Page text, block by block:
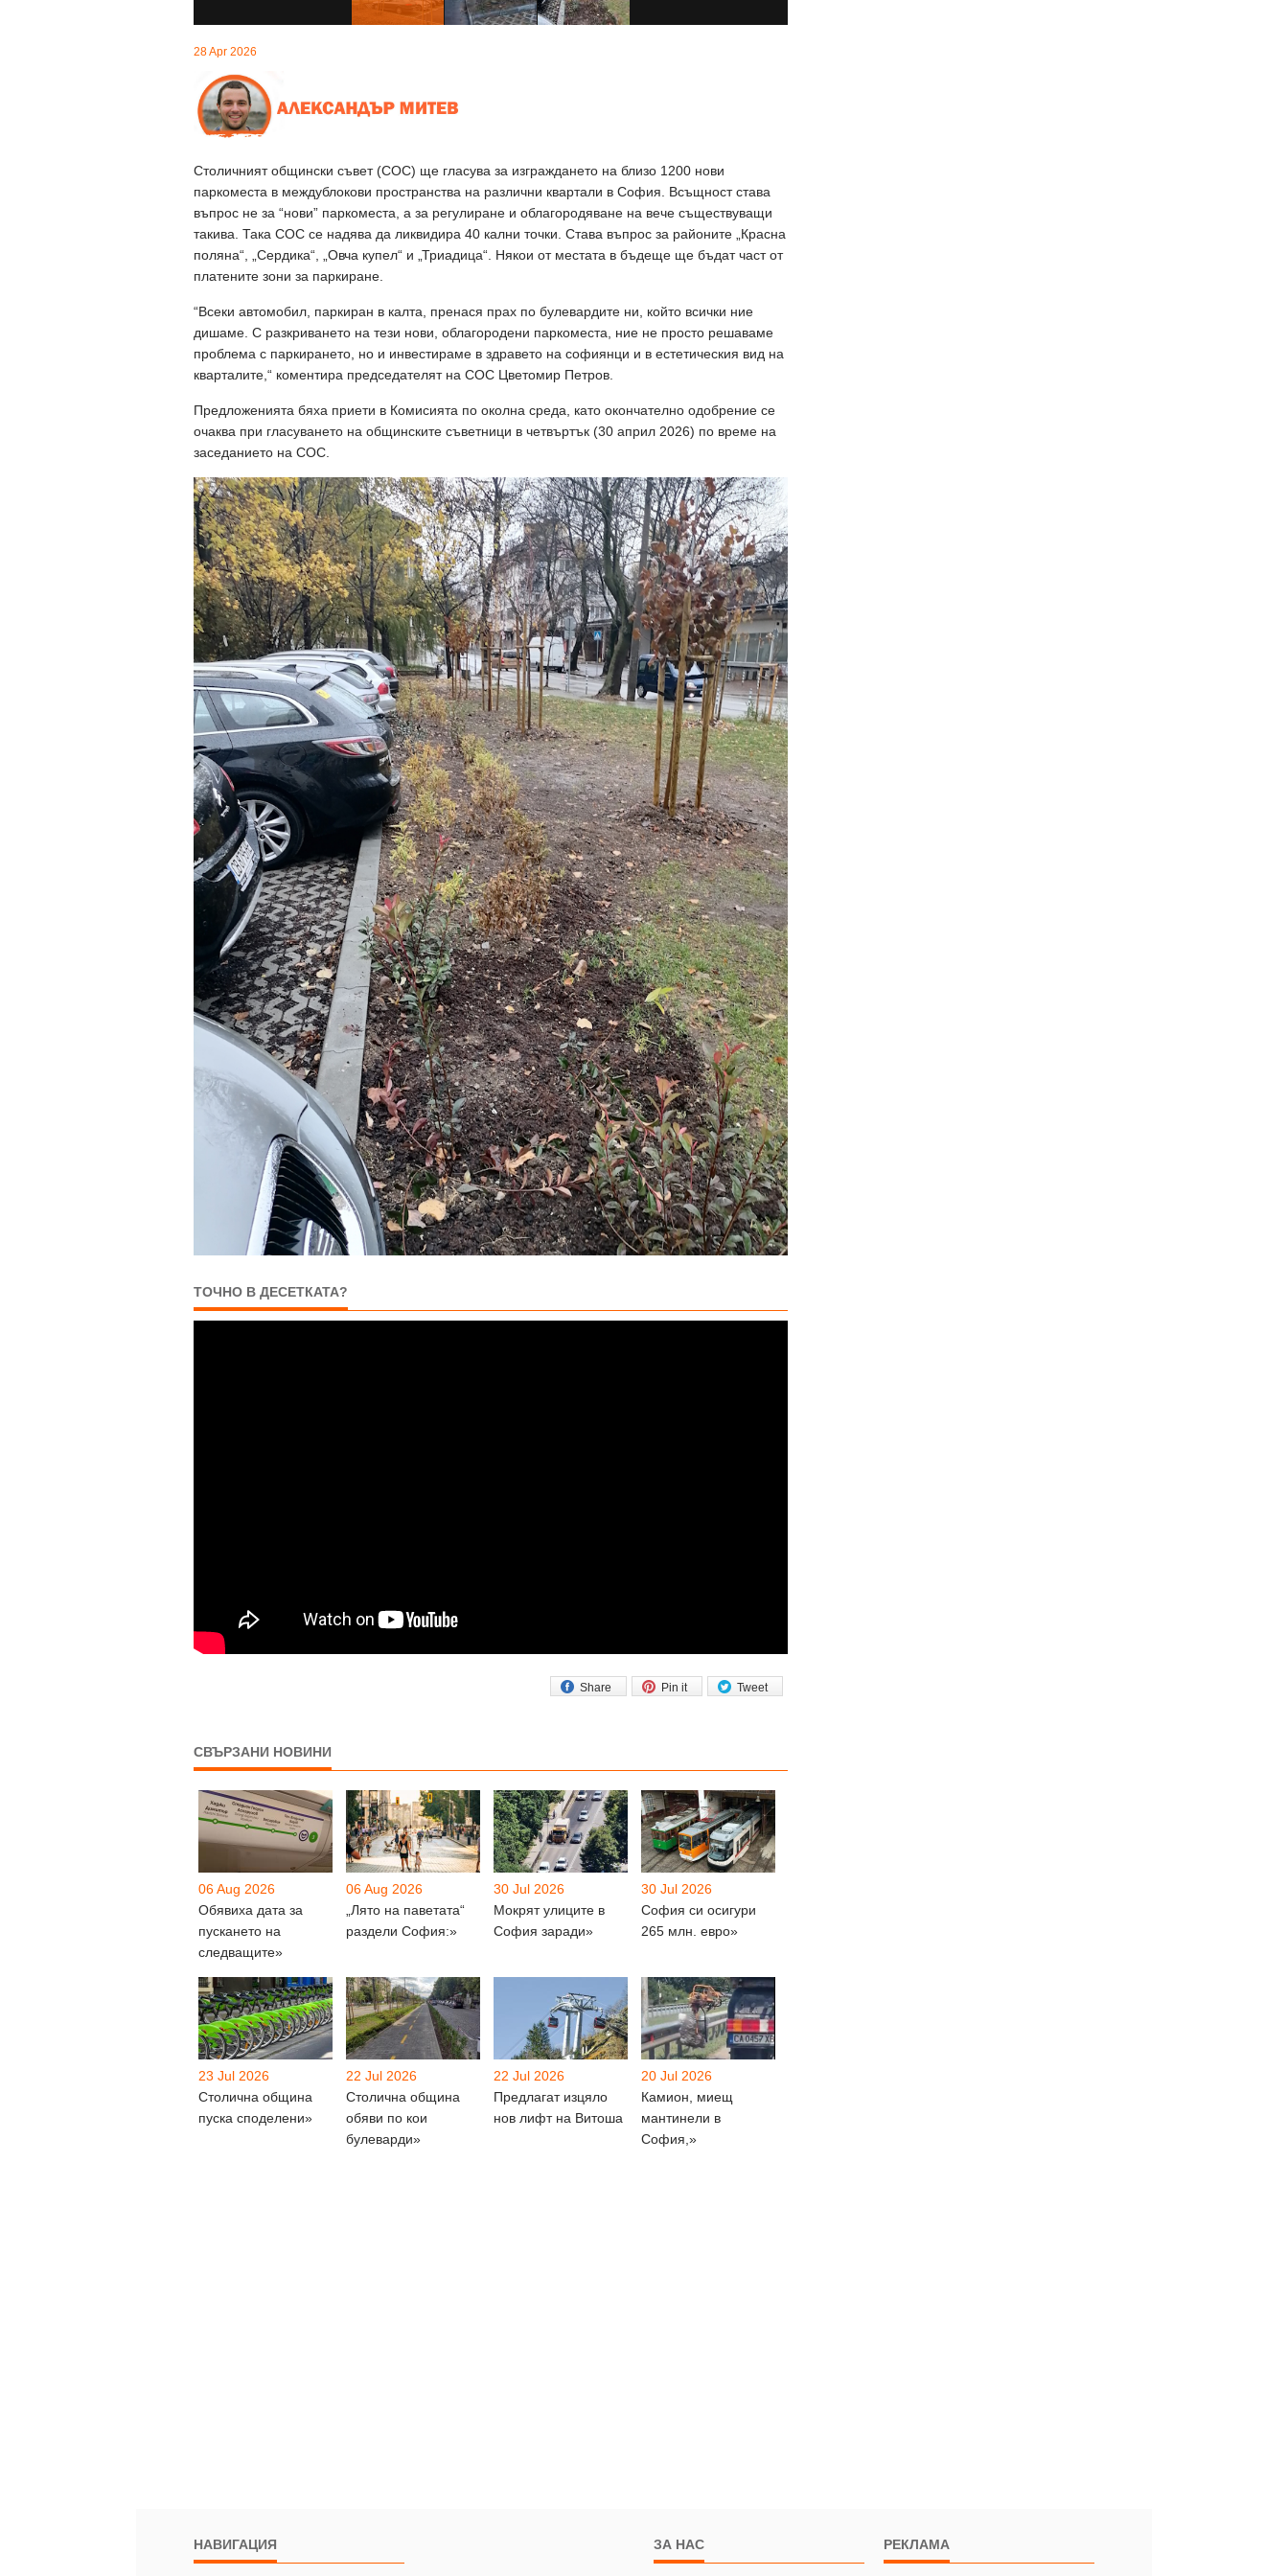
28 Apr 2026
Столичният общински съвет (СОС) ще гласува за изграждането на близо 1200 нови
паркоместа в междублокови пространства на различни квартали в София. Всъщност става
въпрос не за “нови” паркоместа, а за регулиране и облагородяване на вече съществуващи
такива. Така СОС се надява да ликвидира 40 кални точки. Става въпрос за районите „Красна
поляна“, „Сердика“, „Овча купел“ и „Триадица“. Някои от местата в бъдеще ще бъдат част от
платените зони за паркиране.
“Всеки автомобил, паркиран в калта, пренася прах по булевардите ни, който всички ние
дишаме. С разкриването на тези нови, облагородени паркоместа, ние не просто решаваме
проблема с паркирането, но и инвестираме в здравето на софиянци и в естетическия вид на
кварталите,“ коментира председателят на СОС Цветомир Петров.
Предложенията бяха приети в Комисията по околна среда, като окончателно одобрение се
очаква при гласуването на общинските съветници в четвъртък (30 април 2026) по време на
заседанието на СОС.
ТОЧНО В ДЕСЕТКАТА?
Tweet
Pin it
Share
СВЪРЗАНИ НОВИНИ
06 Aug 2026
Обявиха дата за
пускането на
следващите»
06 Aug 2026
„Лято на паветата“
раздели София:»
30 Jul 2026
Мокрят улиците в
София заради»
30 Jul 2026
София си осигури
265 млн. евро»
23 Jul 2026
Столична община
пуска споделени»
22 Jul 2026
Столична община
обяви по кои
булеварди»
22 Jul 2026
Предлагат изцяло
нов лифт на Витоша
20 Jul 2026
Камион, миещ
мантинели в
София,»
НАВИГАЦИЯ ЗА НАС РЕКЛАМА